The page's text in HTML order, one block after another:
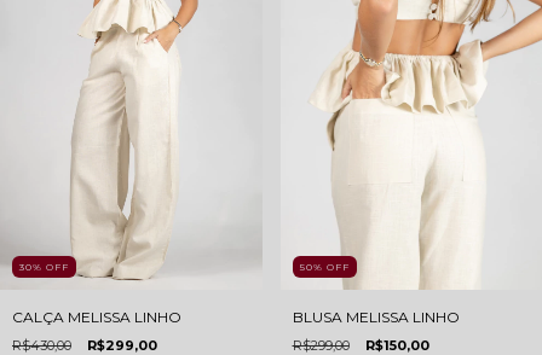
30% OFF
CALÇA MELISSA LINHO
R$430,00 R$299,00
50% OFF
BLUSA MELISSA LINHO
R$299,00 R$150,00